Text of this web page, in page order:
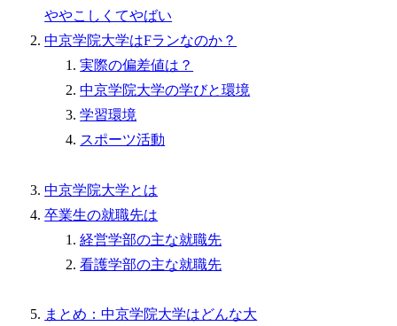
ややこしくてやばい
中京学院大学はFランなのか？
実際の偏差値は？
中京学院大学の学びと環境
学習環境
スポーツ活動
中京学院大学とは
卒業生の就職先は
経営学部の主な就職先
看護学部の主な就職先
まとめ：中京学院大学はどんな大